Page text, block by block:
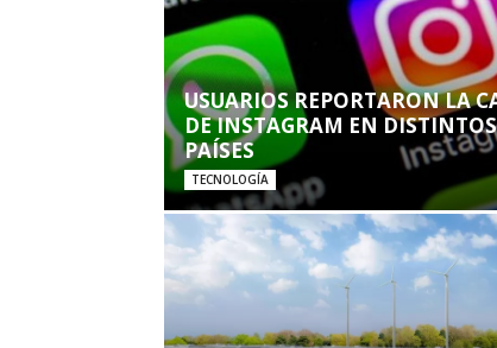
USUARIOS REPORTARON LA
DE INSTAGRAM EN DISTINTOS
PAÍSES
TECNOLOGÍA